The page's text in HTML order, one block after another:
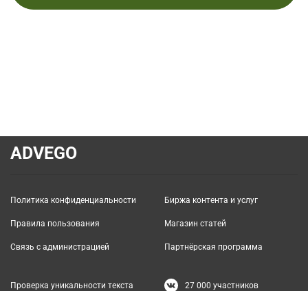
ADVEGO
Политика конфиденциальности
Правила пользования
Связь с администрацией
Биржа контента и услуг
Магазин статей
Партнёрская программа
Проверка уникальности текста 27 000 участников